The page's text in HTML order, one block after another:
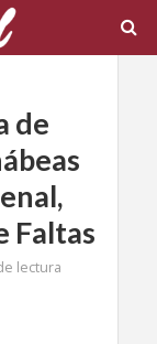
de
Faltas
lectura